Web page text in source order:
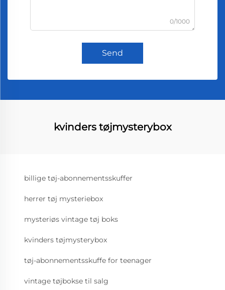
0/1000
Send
kvinders tøjmysterybox
billige tøj-abonnementsskuffer
herrer tøj mysteriebox
mysteriøs vintage tøj boks
kvinders tøjmysterybox
tøj-abonnementsskuffe for teenager
vintage tøjbokse til salg